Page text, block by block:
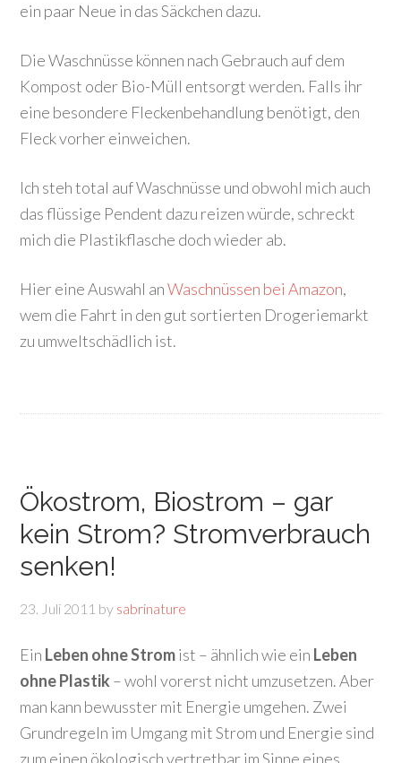
ein paar Neue in das Säckchen dazu.
Die Waschnüsse können nach Gebrauch auf dem
Kompost oder Bio-Müll entsorgt werden. Falls ihr
eine besondere Fleckenbehandlung benötigt, den
Fleck vorher einweichen.
Ich steh total auf Waschnüsse und obwohl mich auch
das flüssige Pendent dazu reizen würde, schreckt
mich die Plastikflasche doch wieder ab.
Hier eine Auswahl anWaschnüssen bei Amazon,
wem die Fahrt in den gut sortierten Drogeriemarkt
zu umweltschädlich ist.
Ökostrom, Biostrom – gar
kein Strom? Stromverbrauch
senken!
23. Juli 2011 by sabrinature
Ein Leben ohne Stromist – ähnlich wie ein Leben
ohne Plastik – wohl vorerst nicht umzusetzen. Aber
man kann bewusster mit Energie umgehen. Zwei
Grundregeln im Umgang mit Strom und Energie sind
zum einen ökologisch vertretbar im Sinne eines